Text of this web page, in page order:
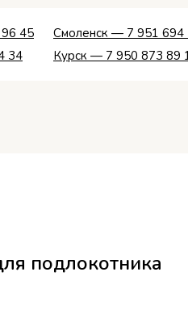
45
34
Смоленск — 7 951 694
Курск — 7 950 873 89
подлокотника